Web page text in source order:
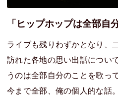
「ヒップホップは全部自
ライブも残りわずかとなり、
訪れた各地の思い出話につい
うのは全部自分のことを歌っ
今まで全部、俺の個人的な話